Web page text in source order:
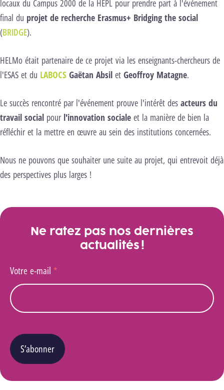
locaux du Campus 2000 de la HEPL pour prendre part à l'événement
final du projet de recherche Erasmus+ Bridging the social
(BRIDGE).
HELMo était partenaire de ce projet via les enseignants-chercheurs de
l'ESAS et du LABOCS Gaëtan Absil et Geoffroy Matagne.
Le succès rencontré par l'événement prouve l'intérêt des acteurs du
travail social pour l'innovation sociale et la manière de bien la
réfléchir et la mettre en œuvre au sein des institutions concernées.
Nous ne pouvons que souhaiter une suite au projet, qui entrevoit déjà
des perspectives plus larges !
Ne ratez pas nos dernières
actualités !
Votre e-mail *
S’abonner